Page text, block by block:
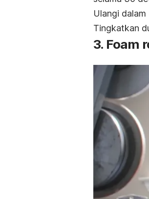
Ulangi
Tingkatkan
3. Foam